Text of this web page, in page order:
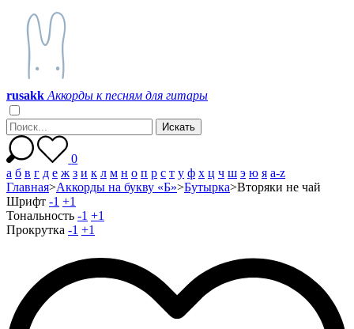
rusakk Аккорды к песням для гитары
0
а б в г д е ж з и к л м н о п р с т у ф х ц ч ш э ю я a-z
Главная>Аккорды на букву «Б»>Бутырка>Вторяки не чай
Шрифт -1 +1
Тональность -1 +1
Прокрутка -1 +1